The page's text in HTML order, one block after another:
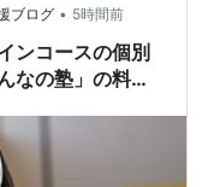
ブログ • 5時間前
ンコースの個別
なの塾」の料